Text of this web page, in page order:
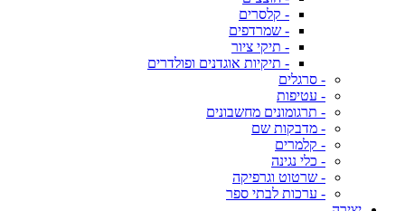
- קלסרים
- שמרדפים
- תיקי ציור
- תיקיות אוגדנים ופולדרים
- סרגלים
- עטיפות
- תרגומונים מחשבונים
- מדבקות שם
- קלמרים
- כלי נגינה
- שרטוט וגרפיקה
- ערכות לבתי ספר